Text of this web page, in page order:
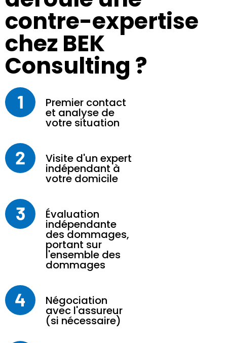
contre-expertise
chez BEK
Consulting ?
1 Premier contact
et analyse de
votre situation
2 Visite d'un expert
indépendant à
votre domicile
3 Évaluation
indépendante
des dommages,
portant sur
l'ensemble des
dommages
4 Négociation
avec l'assureur
(si nécessaire)